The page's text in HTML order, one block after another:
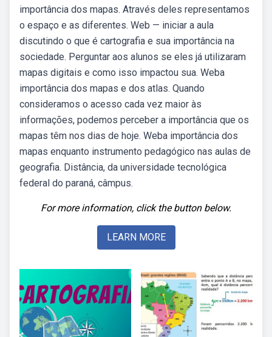
importância dos mapas. Através deles representamos
o espaço e as diferentes. Web — iniciar a aula
discutindo o que é cartografia e sua importância na
sociedade. Perguntar aos alunos se eles já utilizaram
mapas digitais e como isso impactou sua. Weba
importância dos mapas e dos atlas. Quando
consideramos o acesso cada vez maior às
informações, podemos perceber a importância que os
mapas têm nos dias de hoje. Weba importância dos
mapas enquanto instrumento pedagógico nas aulas de
geografia. Distância, da universidade tecnológica
federal do paraná, câmpus.
For more information, click the button below.
LEARN MORE